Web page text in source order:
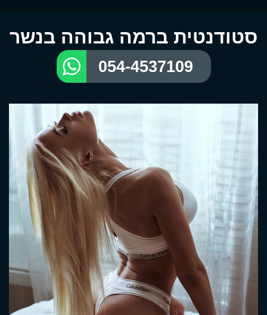
סטודנטית ברמה גבוהה בנשר
054-4537109